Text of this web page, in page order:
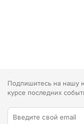
Подпишитесь на нашу
курсе последних